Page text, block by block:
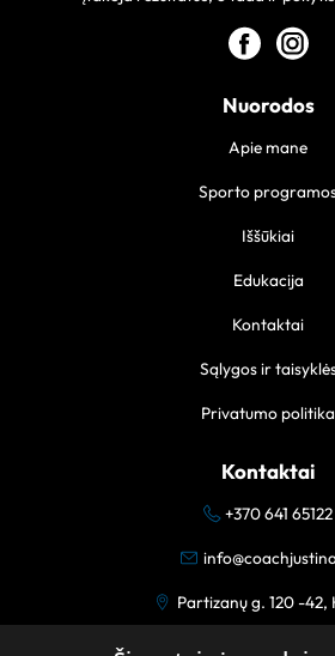
Nuorodos
Apie mane
Sporto
Iššūkiai
Edukacija
Kontaktai
Sąlygos ir
Privatumo politika
Kontaktai
+370 641 65122
Partizanų g. 120 -42,